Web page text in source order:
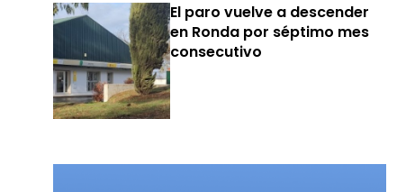
El paro vuelve a descender
en Ronda por séptimo mes
consecutivo